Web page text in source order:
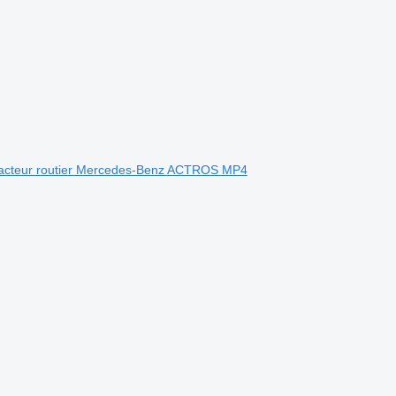
routier Mercedes-Benz ACTROS MP4